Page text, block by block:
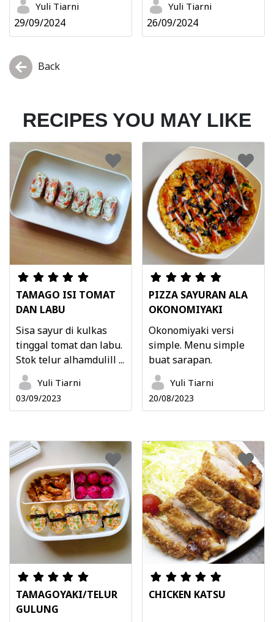
Yuli Tiarni
29/09/2024
Yuli Tiarni
26/09/2024
Back
RECIPES YOU MAY LIKE
TAMAGO ISI TOMAT
DAN LABU
Sisa sayur di kulkas
tinggal tomat dan labu.
Stok telur alhamdulill ...
Yuli Tiarni
03/09/2023
PIZZA SAYURAN ALA
OKONOMIYAKI
Okonomiyaki versi
simple. Menu simple
buat sarapan.
Yuli Tiarni
20/08/2023
TAMAGOYAKI/TELUR
GULUNG
CHICKEN KATSU